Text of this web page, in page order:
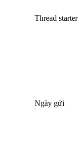
Thread starter
Ngày gửi